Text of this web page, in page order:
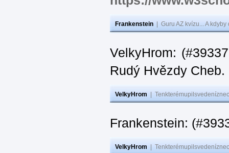
Frankenstein Guru AZ kvízu... A
VelkyHrom:
Rudý Hvězdy Cheb.
VelkyHrom
Frankenstein:
VelkyHrom